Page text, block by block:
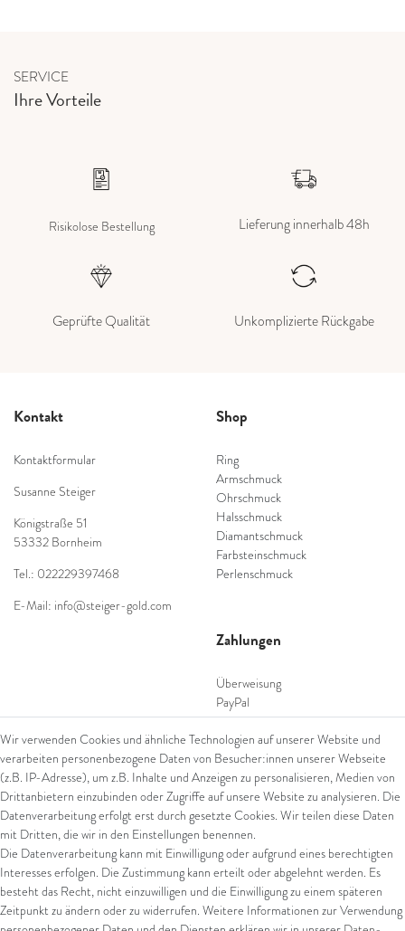
SERVICE
Ihre Vorteile
Risikolose Bestellung Lieferung innerhalb 48h
Geprüfte Qualität Unkomplizierte Rückgabe
Kontakt
Kontaktformular
Susanne Steiger
Königstraße 51
53332 Bornheim
Tel.: 022229397468
E-Mail: info@steiger-gold.com
Shop
Ring
Armschmuck
Ohrschmuck
Halsschmuck
Diamantschmuck
Farbsteinschmuck
Perlenschmuck
Zahlungen
Überweisung
PayPal
SEPA Lastschrift
giropay
Kreditkarte
Versand
UPS
FedEx
Wir verwenden Cookies und ähnliche Technologien auf unserer Website und
verarbeiten personenbezogene Daten von Besucher:innen unserer Webseite
(z.B. IP-Adresse), um z.B. Inhalte und Anzeigen zu personalisieren, Medien von
Drittanbietern einzubinden oder Zugriffe auf unsere Website zu analysieren. Die
Datenverarbeitung erfolgt erst durch gesetzte Cookies. Wir teilen diese Daten
mit Dritten, die wir in den Einstellungen benennen.
Die Datenverarbeitung kann mit Einwilligung oder aufgrund eines berechtigten
Interesses erfolgen. Die Zustimmung kann erteilt oder abgelehnt werden. Es
besteht das Recht, nicht einzuwilligen und die Einwilligung zu einem späteren
Zeitpunkt zu ändern oder zu widerrufen. Weitere Informationen zur Verwendung